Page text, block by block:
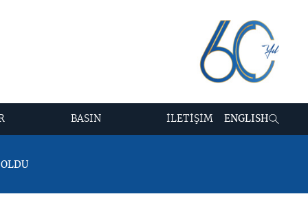
BASIN İLETİŞİM ENGLISH